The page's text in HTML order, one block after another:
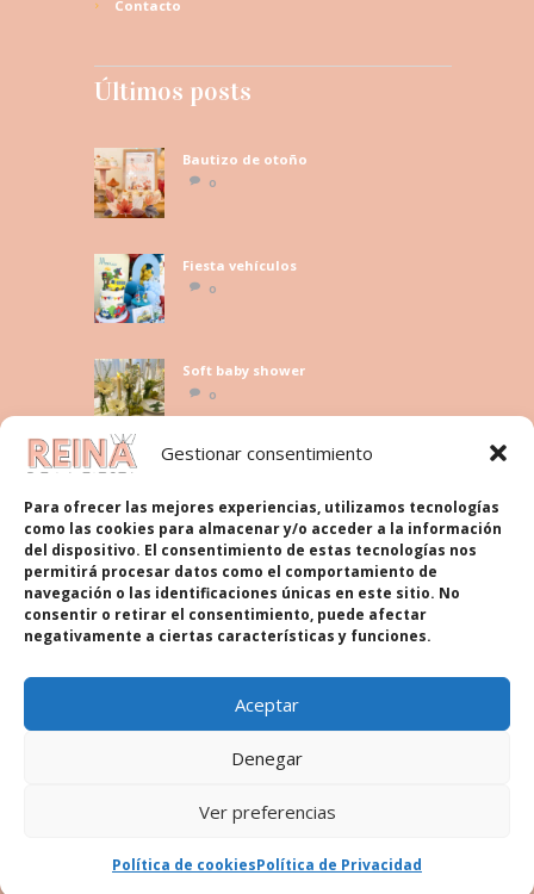
Gestionar consentimiento
Para ofrecer las mejores experiencias, utilizamos tecnologías
como las cookies para almacenar y/o acceder a la información
del dispositivo. El consentimiento de estas tecnologías nos
permitirá procesar datos como el comportamiento de
navegación o las identificaciones únicas en este sitio. No
consentir o retirar el consentimiento, puede afectar
negativamente a ciertas características y funciones.
Aceptar
Denegar
Ver preferencias
Política de cookiesPolítica de Privacidad
Contacto
Últimos posts
Bautizo de otoño
0
Fiesta vehículos
0
Soft baby shower
0
Legal
Política de cookies
Más información sobre las cookies
Política de Privacidad
Política de cookies (UE)
La Reina de la Fiesta © 2026. All rights reserved.